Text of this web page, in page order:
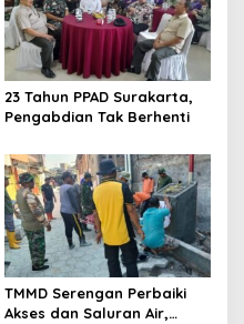
23 Tahun PPAD Surakarta,
Pengabdian Tak Berhenti
TMMD Serengan Perbaiki
Akses dan Saluran Air,